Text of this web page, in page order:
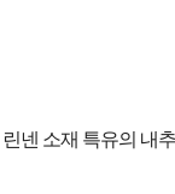
린넨 소재 특유의 내